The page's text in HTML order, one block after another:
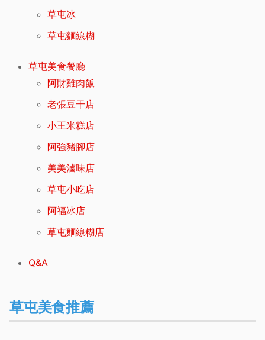
草屯冰
草屯麵線糊
草屯美食餐廳
阿財雞肉飯
老張豆干店
小王米糕店
阿強豬腳店
美美滷味店
草屯小吃店
阿福冰店
草屯麵線糊店
Q&A
草屯美食推薦